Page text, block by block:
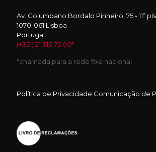
Av. Columbano Bordalo Pinheiro, 75 - 11º
1070-061 Lisboa
Portugal
(+351) 21 316 75 00*
*chamada para a rede fixa nacional
Política de Privacidade Comunicação de